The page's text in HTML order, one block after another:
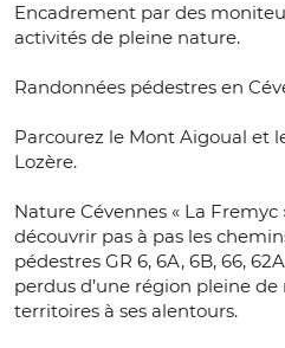
Encadrement par des
activités de pleine nature.
Randonnées pédestres en
Parcourez le Mont Aigoual et
Lozère.
Nature Cévennes « La Fremyc
découvrir pas à pas les
pédestres GR 6, 6A, 6B, 66,
perdus d’une région pleine de
territoires à ses alentours.